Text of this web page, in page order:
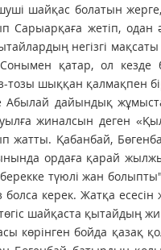
шайқас болатын
Сарыарқаға жетіп,
негізгі
қатар, ол кезде
тозы шыққан қалмақпен
Абылай дайындық
жиналсын деген
жатты. Қабанбай,
ордаға қарай
түюлі жан болыпты"
болса керек. Жатқа
шайқаста қытайдың
көрінген бойда қазақ